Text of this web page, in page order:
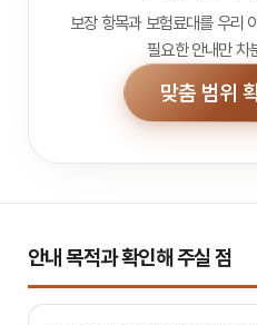
보장 항목과 보험료대를 우리
필요한 안내만 차
맞춤 범위
안내 목적과 확인해 주실 점